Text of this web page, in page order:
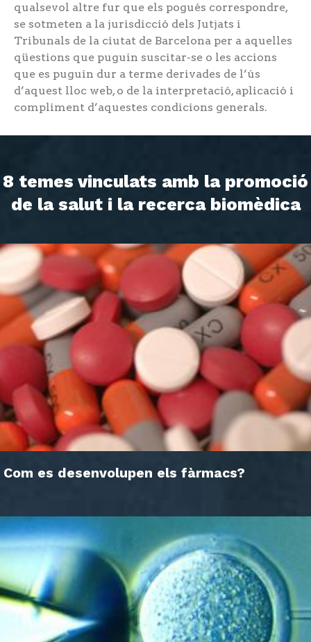
qualsevol altre fur que els pogués correspondre,
se sotmeten a la jurisdicció dels Jutjats i
Tribunals de la ciutat de Barcelona per a aquelles
qüestions que puguin suscitar-se o les accions
que es puguin dur a terme derivades de l’ús
d’aquest lloc web, o de la interpretació, aplicació i
compliment d’aquestes condicions generals.
8 temes vinculats amb la promoció
de la salut i la recerca biomèdica
Com es desenvolupen els fàrmacs?